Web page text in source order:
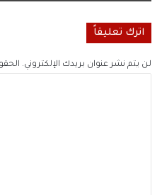
اترك تعليقاً
لن يتم نشر عنوان بريدك الإلكتروني.